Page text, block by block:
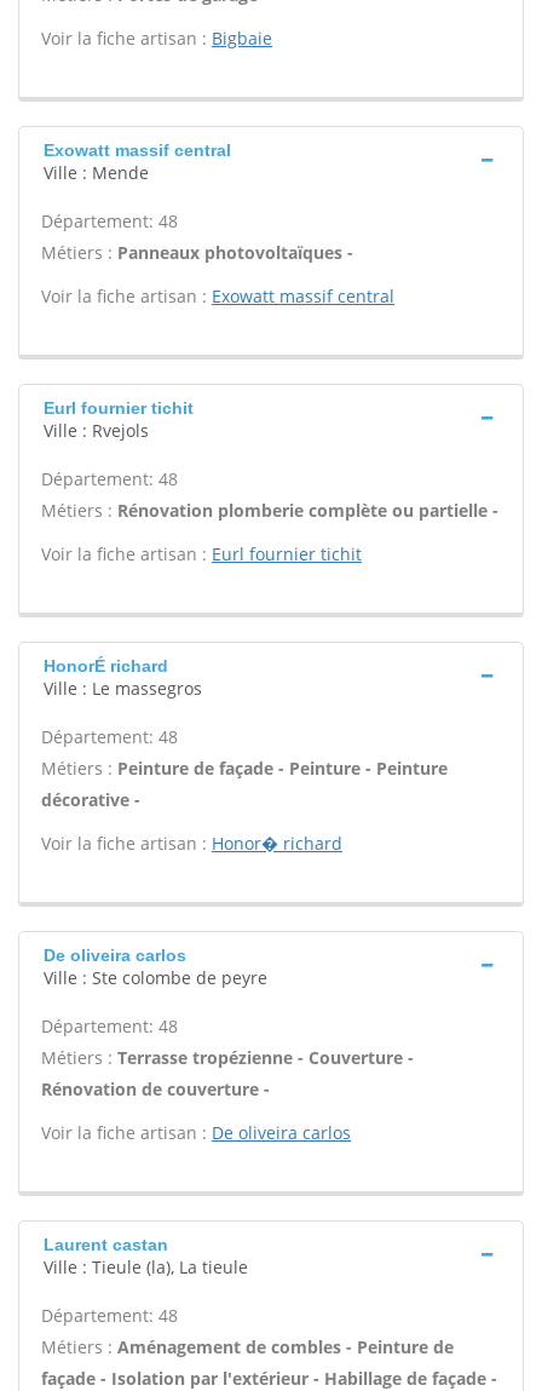
Voir la fiche artisan : Bigbaie
Exowatt massif central
Ville : Mende
Département: 48
Métiers : Panneaux photovoltaïques -
Voir la fiche artisan : Exowatt massif central
Eurl fournier tichit
Ville : Rvejols
Département: 48
Métiers : Rénovation plomberie complète ou partielle -
Voir la fiche artisan : Eurl fournier tichit
HonorÉ richard
Ville : Le massegros
Département: 48
Métiers : Peinture de façade - Peinture - Peinture
décorative -
Voir la fiche artisan : Honor� richard
De oliveira carlos
Ville : Ste colombe de peyre
Département: 48
Métiers : Terrasse tropézienne - Couverture -
Rénovation de couverture -
Voir la fiche artisan : De oliveira carlos
Laurent castan
Ville : Tieule (la), La tieule
Département: 48
Métiers : Aménagement de combles - Peinture de
façade - Isolation par l'extérieur - Habillage de façade -